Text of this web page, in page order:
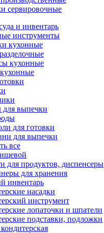
сервировочные
и инвентарь
инструменты
кухонные
кухонные
выпечки
для готовки
для выпечки
все
для продуктов, диспенсеры
для хранения
инвентарь
насадки
инструмент
лопаточки и шпатели
подставки, подложки